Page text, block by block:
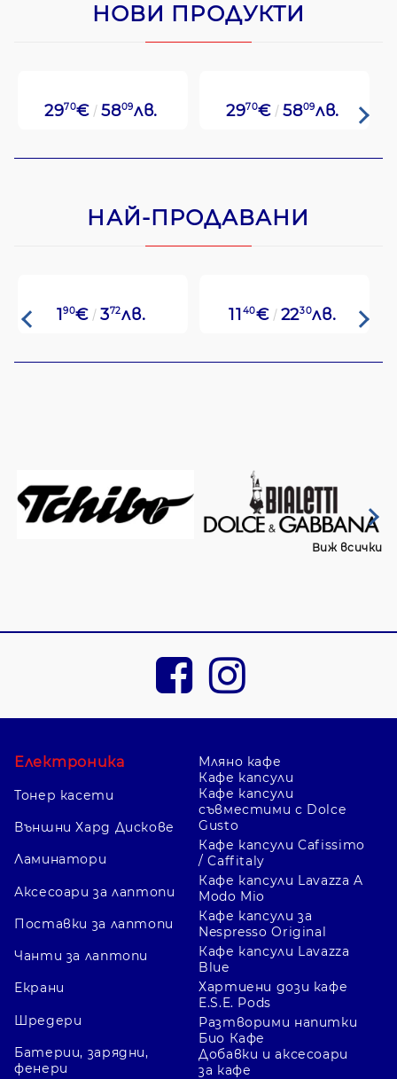
НОВИ ПРОДУКТИ
2970€ 5809лв. 2970€ 5809лв.
НАЙ-ПРОДАВАНИ
190€ 372лв. 11 40€ 2230лв.
Виж всички
Електроника
Тонер касети
Външни Хард Дискове
Ламинатори
Аксесоари за лаптопи
Поставки за лаптопи
Чанти за лаптопи
Екрани
Шредери
Батерии, зарядни,
фенери
Мляно кафе
Кафе капсули
Кафе капсули
съвместими с Dolce
Gusto
Кафе капсули Cafissimo
/ Caffitaly
Кафе капсули Lavazza A
Modo Mio
Кафе капсули за
Nespresso Original
Кафе капсули Lavazza
Blue
Хартиени дози кафе
E.S.E. Pods
Разтворими напитки
Био Кафе
Добавки и аксесоари
за кафе